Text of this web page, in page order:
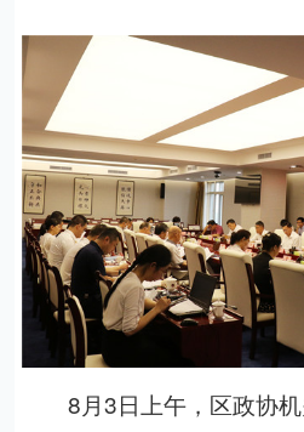
8月3日上午，区政协